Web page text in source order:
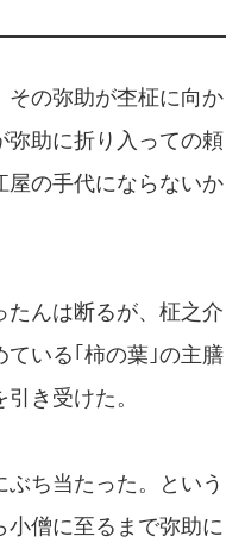
その弥助が杢柾に向か
弥助に折り入っての頼
屋の手代にならないか
たんは断るが、柾之介
いる｢柿の葉｣の主膳
き受けた。
ぶち当たった。という
僧に至るまで弥助に